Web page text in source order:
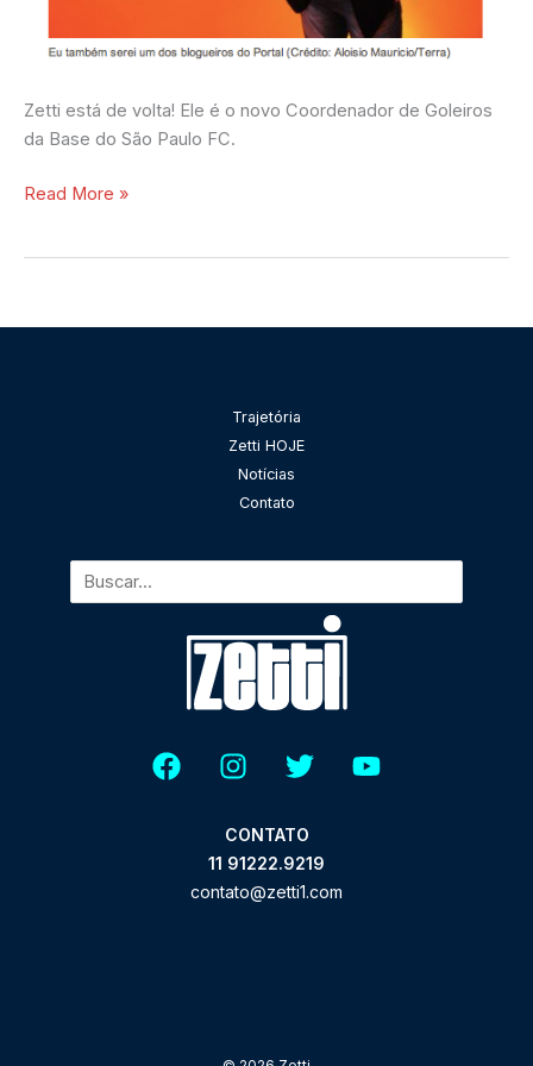
Zetti está de volta! Ele é o novo Coordenador de Goleiros
da Base do São Paulo FC.
Read More »
Trajetória
Zetti HOJE
Notícias
Contato
Pesquisar
CONTATO
11 91222.9219
contato@zetti1.com